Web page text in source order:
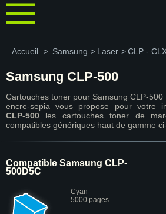
Accueil > Samsung > Laser >CLP -
Samsung CLP-500
Cartouches toner pour Samsung CLP-500
encre-sepia vous propose pour votre
CLP-500 les cartouches toner de
compatibles génériques haut de gamme
Compatible Samsung CLP-
500D5C
Cyan
5000 pages